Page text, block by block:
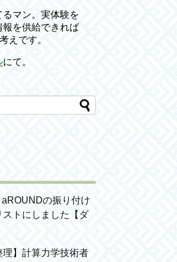
マン。実体験を
を供給できれば
えです。
にて。
の振り付け
ストにしました【ダ
理】計算力学技術者